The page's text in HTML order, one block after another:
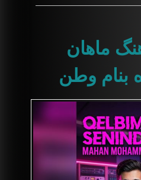
ماهان
بنام وطن